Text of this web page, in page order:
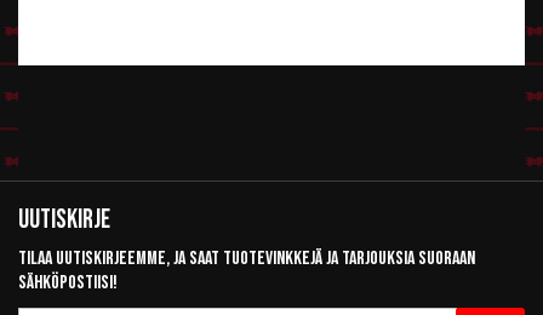
Uutiskirje
Tilaa uutiskirjeemme, ja saat tuotevinkkejä ja tarjouksia suoraan
sähköpostiisi!